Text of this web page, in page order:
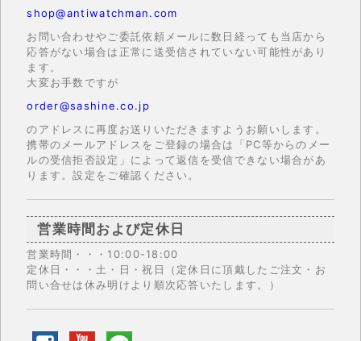
shop@antiwatchman.com
お問い合わせやご委託依頼メールに数日経っても当店から
応答がない場合は正常に送受信されていない可能性があり
ます。
大変お手数ですが
order@sashine.co.jp
のアドレスに再度お送りいただきますようお願いします。
携帯のメールアドレスをご登録の場合は「PC等からのメー
ルの受信拒否設定」によって返信を受信できない場合があ
ります。設定をご確認ください。
営業時間および定休日
営業時間・・・10:00-18:00
定休日・・・土・日・祝日（定休日に頂戴したご注文・お
問い合せは休み明けより順次応答いたします。）